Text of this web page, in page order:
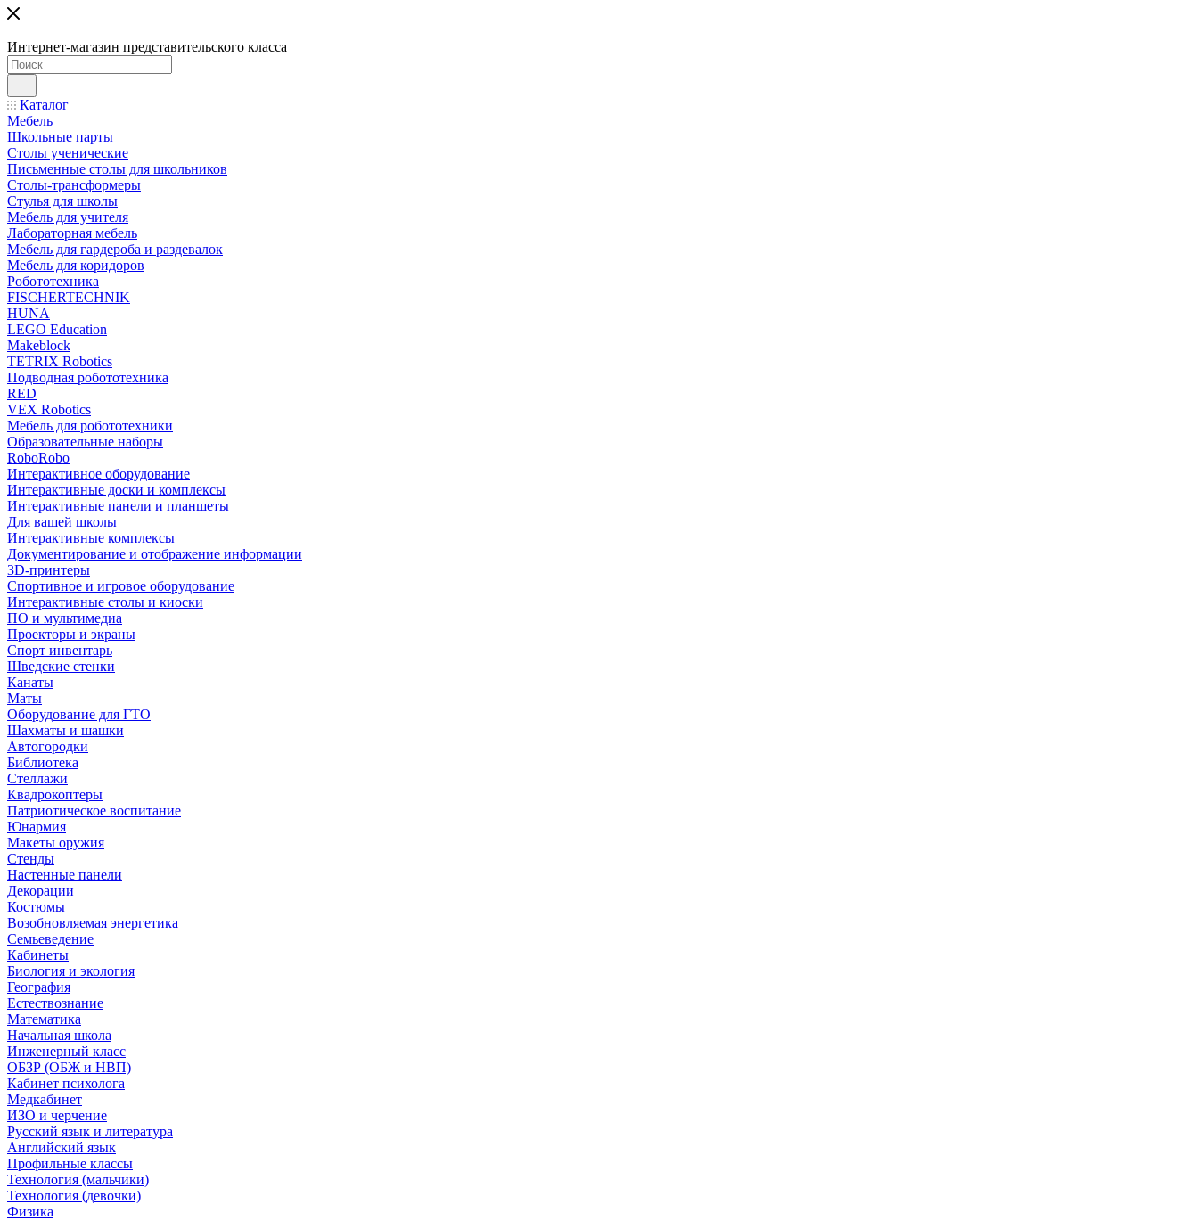
Интернет-магазин представительского класса
Каталог
Мебель
Школьные парты
Столы ученические
Письменные столы для школьников
Столы-трансформеры
Стулья для школы
Мебель для учителя
Лабораторная мебель
Мебель для гардероба и раздевалок
Мебель для коридоров
Робототехника
FISCHERTECHNIK
HUNA
LEGO Education
Makeblock
TETRIX Robotics
Подводная робототехника
RED
VEX Robotics
Мебель для робототехники
Образовательные наборы
RoboRobo
Интерактивное оборудование
Интерактивные доски и комплексы
Интерактивные панели и планшеты
Для вашей школы
Интерактивные комплексы
Документирование и отображение информации
3D-принтеры
Спортивное и игровое оборудование
Интерактивные столы и киоски
ПО и мультимедиа
Проекторы и экраны
Спорт инвентарь
Шведские стенки
Канаты
Маты
Оборудование для ГТО
Шахматы и шашки
Автогородки
Библиотека
Стеллажи
Квадрокоптеры
Патриотическое воспитание
Юнармия
Макеты оружия
Стенды
Настенные панели
Декорации
Костюмы
Возобновляемая энергетика
Семьеведение
Кабинеты
Биология и экология
География
Естествознание
Математика
Начальная школа
Инженерный класс
ОБЗР (ОБЖ и НВП)
Кабинет психолога
Медкабинет
ИЗО и черчение
Русский язык и литература
Английский язык
Профильные классы
Технология (мальчики)
Технология (девочки)
Физика